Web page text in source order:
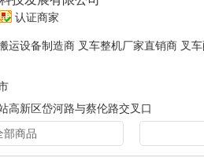
认证商家
运设备制造商 叉车整机厂家直销商 叉
高新区岱河路与蔡伦路交叉口
部商品